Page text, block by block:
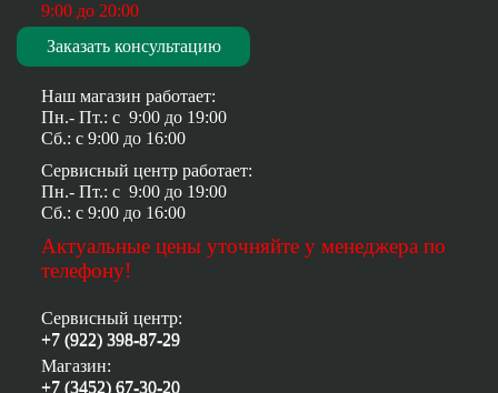
9:00 до 20:00
Заказать консультацию
Наш магазин работает:
Пн.- Пт.: с 9:00 до 19:00
Сб.: с 9:00 до 16:00
Сервисный центр работает:
Пн.- Пт.: с 9:00 до 19:00
Сб.: с 9:00 до 16:00
Актуальные цены уточняйте у менеджера по
телефону!
Сервисный центр:
+7 (922) 398-87-29
Магазин:
+7 (3452) 67-30-20